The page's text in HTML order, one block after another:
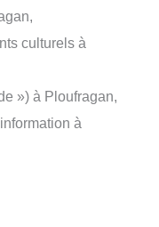
culturels à
») à Ploufragan,
à